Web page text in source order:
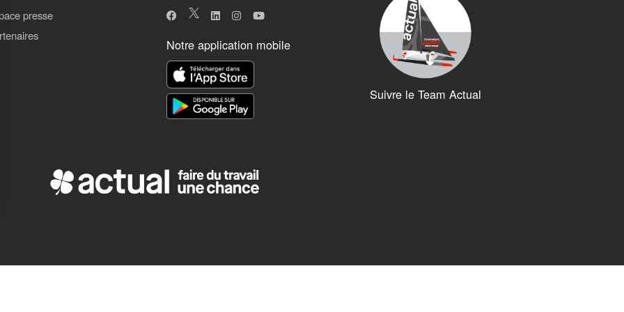
confidentialité, en garantissant la conformité avec les réglementations. Personnalisez vos préférences pour contrôler la manière dont
presse
Notre application mobile
Suivre le Team Actual